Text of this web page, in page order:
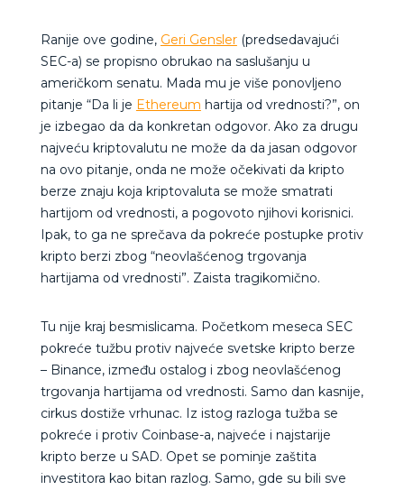
Ranije ove godine, Geri Gensler(predsedavajući
SEC-a) se propisno obrukao na saslušanju u
američkom senatu. Mada mu je više ponovljeno
pitanje “Da li je Ethereum hartija od vrednosti?”, on
je izbegao da da konkretan odgovor. Ako za drugu
najveću kriptovalutu ne može da da jasan odgovor
na ovo pitanje, onda ne može očekivati da kripto
berze znaju koja kriptovaluta se može smatrati
hartijom od vrednosti, a pogovoto njihovi korisnici.
Ipak, to ga ne sprečava da pokreće postupke protiv
kripto berzi zbog “neovlašćenog trgovanja
hartijama od vrednosti”. Zaista tragikomično.
Tu nije kraj besmislicama. Početkom meseca SEC
pokreće tužbu protiv najveće svetske kripto berze
– Binance, između ostalog i zbog neovlašćenog
trgovanja hartijama od vrednosti. Samo dan kasnije,
cirkus dostiže vrhunac. Iz istog razloga tužba se
pokreće i protiv Coinbase-a, najveće i najstarije
kripto berze u SAD. Opet se pominje zaštita
investitora kao bitan razlog. Samo, gde su bili sve